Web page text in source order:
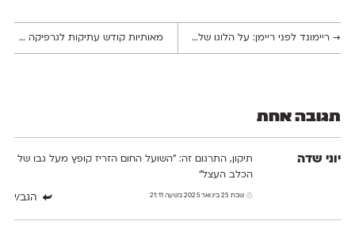
→ריימונד לפני ריימן: על הלוגו של Lucky Strike מאותיות קודש עתיקות לגרפיקה מודרנית וחילונית
תגובה אחת
יוני שדה
תיקון, התרגום זה: "השועל החום הזריז קופץ מעל גבו של
הכלב העצל"
שבת 25 בינואר 2025 בשעה 21:11 הגב/י